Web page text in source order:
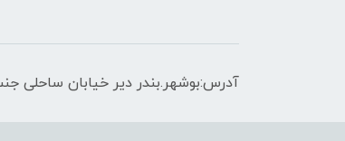
آدرس:بوشهر.بندر دیر خیابان ساحلی